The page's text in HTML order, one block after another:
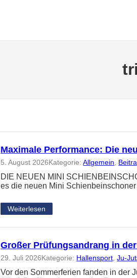
Maximale Performance: Die
5. August 2026Kategorie:Allgemein
DIE NEUEN MINI
es die neuen Mini
Weiterlesen
Großer Prüfungsandrang in
29. Juli 2026Kategorie: Hallensport , Ju-
Vor den Sommerferien fanden in der